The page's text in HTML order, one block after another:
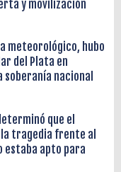
y movilización
meteorológico, hubo
del Plata en
soberanía nacional
que el
tragedia frente al
estaba apto para